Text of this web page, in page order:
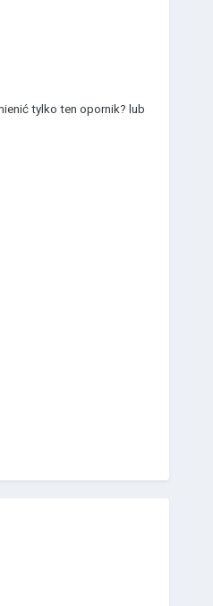
tylko ten opornik? lub